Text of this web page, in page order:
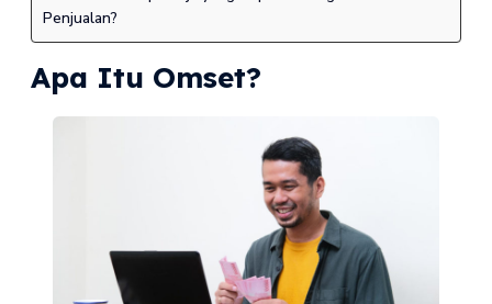
Penjualan?
Apa Itu Omset?